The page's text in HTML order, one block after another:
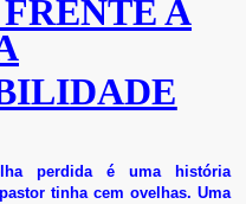
A
perdida é uma história
tinha cem ovelhas. Uma